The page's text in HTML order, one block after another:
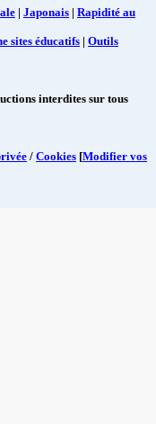
| Japonais | Rapidité au
sites éducatifs | Outils
interdites sur tous
/ Cookies [Modifier vos